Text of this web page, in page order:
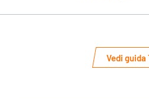
Vedi guida